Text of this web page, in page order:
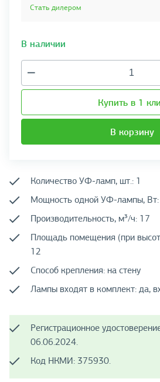
Стать дилером
В наличии
Купить в 1
В корзину
Количество УФ-ламп, шт.: 1
Мощность одной УФ-лампы,
Производительность, м³/ч: 17
Площадь помещения (при
12
Способ крепления: на стену
Лампы входят в комплект: да,
Регистрационное
06.06.2024.
Код НКМИ: 375930.